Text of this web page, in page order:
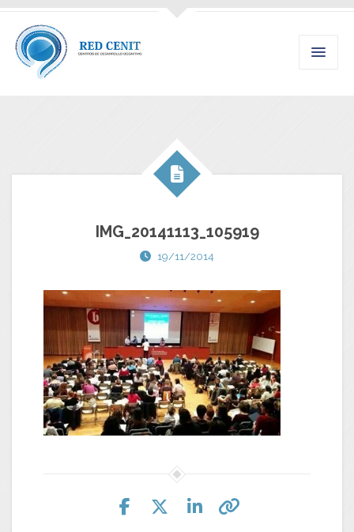
IMG_20141113_105919
19/11/2014